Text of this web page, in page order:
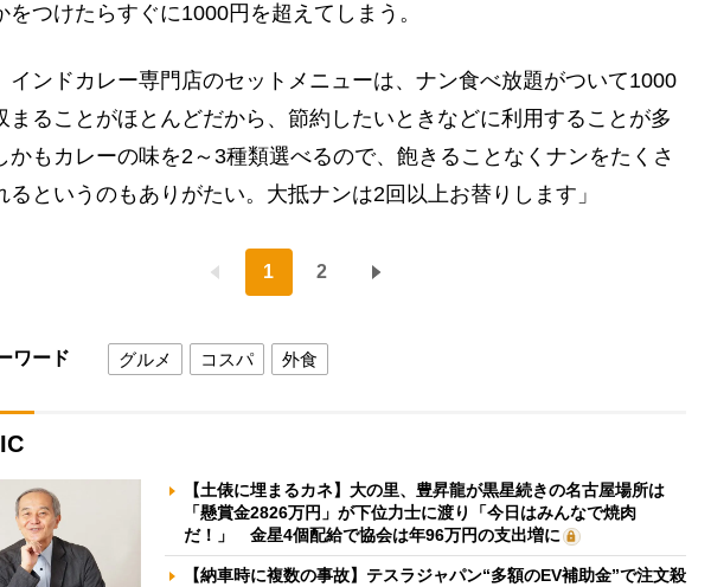
をつけたらすぐに1000円を超えてしまう。
ンドカレー専門店のセットメニューは、ナン食べ放題がついて1000
まることがほとんどだから、節約したいときなどに利用することが多
かもカレーの味を2～3種類選べるので、飽きることなくナンをたくさ
るというのもありがたい。大抵ナンは2回以上お替りします」
1 2
ワード グルメ コスパ 外食
【土俵に埋まるカネ】大の里、豊昇龍が黒星続きの名古屋場所は
「懸賞金2826万円」が下位力士に渡り「今日はみんなで焼肉
だ！」 金星4個配給で協会は年96万円の支出増に
【納車時に複数の事故】テスラジャパン“多額のEV補助金”で注文殺